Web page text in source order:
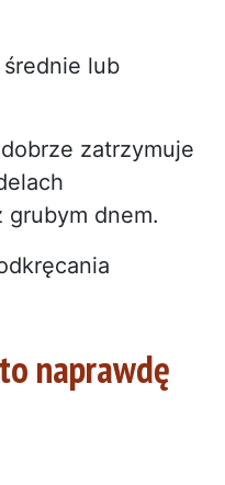
lub
zatrzymuje
dnem.
naprawdę